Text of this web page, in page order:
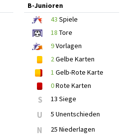
B-Junioren
43 Spiele
18 Tore
9Vorlagen
2 Gelbe Karten
1 Gelb-Rote Karte
0Rote Karten
S 13 Siege
U 5 Unentschieden
N 25 Niederlagen